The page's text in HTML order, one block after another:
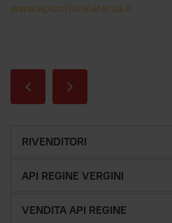
www.apicolturalaterza.it
RIVENDITORI
API REGINE VERGINI
VENDITA API REGINE